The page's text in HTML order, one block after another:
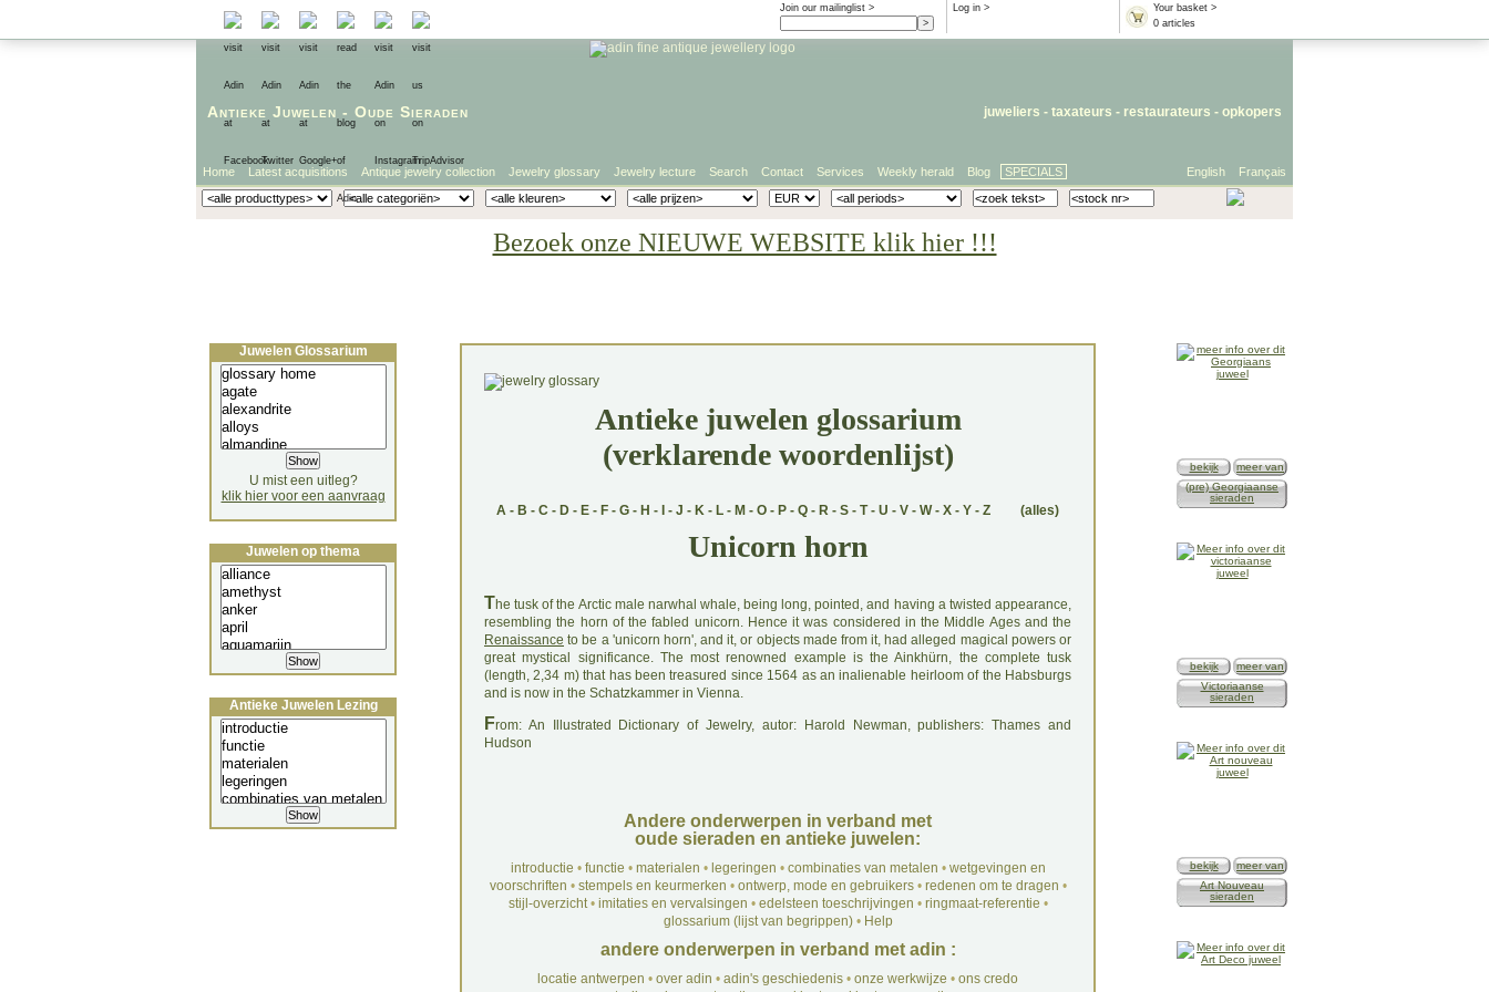
Your basket >
0 articles
Log in >
Join our mailinglist >
juweliers - taxateurs - restaurateurs - opkopers
Antieke Juwelen - Oude Sieraden
Français
English
Home Latest acquisitions Antique jewelry collection Jewelry glossary Jewelry lecture Search Contact Services Weekly herald Blog SPECIALS
Bezoek onze NIEUWE WEBSITE klik hier !!!
Antieke juwelen glossarium
(verklarende woordenlijst)
A - B - C - D - E - F - G - H - - J - K - L - M - O - P - Q - R - S - T- U - V - W- X - Y - Z (alles)
Unicorn horn
The tusk of the Arctic male narwhal whale, being long, pointed, and having a twisted appearance,
resembling the horn of the fabled unicorn. Hence it was considered in the Middle Ages and the
Renaissance to be a 'unicorn horn', and it, or objects made from it, had alleged magical powers or
great mystical significance. The most renowned example is the Ainkhürn, the complete tusk
(length, 2,34 m) that has been treasured since 1564 as an inalienable heirloom of the Habsburgs
and is now in the Schatzkammer in Vienna.
From: An Illustrated Dictionary of Jewelry, autor: Harold Newman, publishers: Thames and
Hudson
Andere onderwerpen in verband met
oude sieraden en antieke juwelen:
introductie • functie • materialen • legeringen • combinaties van metalen • wetgevingen en
voorschriften • stempels en keurmerken • ontwerp, mode en gebruikers• redenen om te dragen •
stijl-overzicht• imitaties en vervalsingen • edelsteen toeschrijvingen • ringmaat-referentie •
glossarium (lijst van begrippen)• Help
andere onderwerpen in verband met adin :
locatie antwerpen • over adin • adin's geschiedenis • onze werkwijze • ons credo
Juwelen Glossarium
U mist een uitleg?
klik hier voor een aanvraag
Juwelen op thema
Antieke Juwelen Lezing
bekijk
meer van
(pre) Georgiaanse
sieraden
bekijk
meer van
Victoriaanse
sieraden
bekijk
meer van
Art Nouveau
sieraden